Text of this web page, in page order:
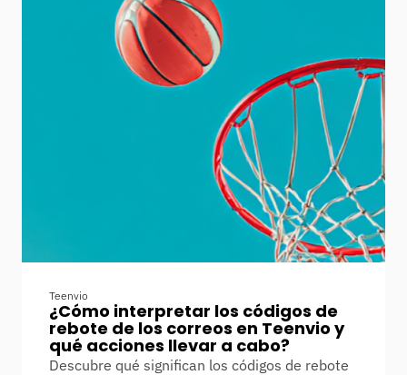
Teenvio
¿Cómo interpretar los códigos de
rebote de los correos en Teenvio y
qué acciones llevar a cabo?
Descubre qué significan los códigos de rebote